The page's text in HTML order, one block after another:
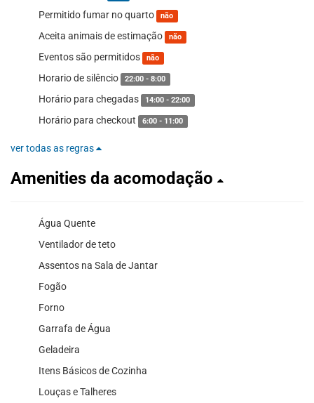
Permitido fumar no quarto não
Aceita animais de estimação não
Eventos são permitidos não
Horario de silêncio 22:00 - 8:00
Horário para chegadas 14:00 - 22:00
Horário para checkout 6:00 - 11:00
ver todas as regras
Amenities da acomodação
Água Quente
Ventilador de teto
Assentos na Sala de Jantar
Fogão
Forno
Garrafa de Água
Geladeira
Itens Básicos de Cozinha
Louças e Talheres